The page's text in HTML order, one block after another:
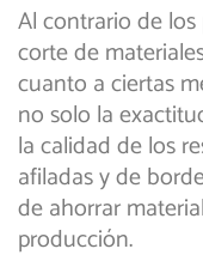
Al contrario de
corte de
cuanto a ciertas
no solo la
la calidad de los
afiladas y de
de ahorrar
producción.